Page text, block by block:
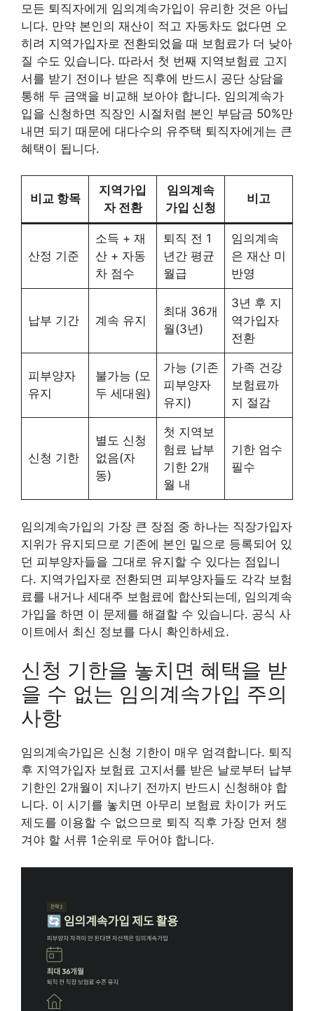
모든 퇴직자에게 임의계속가입이 유리한 것은 아닙
니다. 만약 본인의 재산이 적고 자동차도 없다면 오
히려 지역가입자로 전환되었을 때 보험료가 더 낮아
질 수도 있습니다. 따라서 첫 번째 지역보험료 고지
서를 받기 전이나 받은 직후에 반드시 공단 상담을
통해 두 금액을 비교해 보아야 합니다. 임의계속가
입을 신청하면 직장인 시절처럼 본인 부담금 50%만
내면 되기 때문에 대다수의 유주택 퇴직자에게는 큰
혜택이 됩니다.
비교 항목
지역가입
자 전환
임의계속
가입 신청
비고
산정 기준
소득 + 재
산 + 자동
차 점수
퇴직 전 1
년간 평균
월급
임의계속
은 재산 미
반영
납부 기간 계속 유지
최대 36개
월(3년)
3년 후 지
역가입자
전환
피부양자
유지
불가능 (모
두 세대원)
가능 (기존
피부양자
유지)
가족 건강
보험료까
지 절감
신청 기한
별도 신청
없음(자
동)
첫 지역보
험료 납부
기한 2개
월 내
기한 엄수
필수
임의계속가입의 가장 큰 장점 중 하나는 직장가입자
지위가 유지되므로 기존에 본인 밑으로 등록되어 있
던 피부양자들을 그대로 유지할 수 있다는 점입니
다. 지역가입자로 전환되면 피부양자들도 각각 보험
료를 내거나 세대주 보험료에 합산되는데, 임의계속
가입을 하면 이 문제를 해결할 수 있습니다. 공식 사
이트에서 최신 정보를 다시 확인하세요.
신청 기한을 놓치면 혜택을 받
을 수 없는 임의계속가입 주의
사항
임의계속가입은 신청 기한이 매우 엄격합니다. 퇴직
후 지역가입자 보험료 고지서를 받은 날로부터 납부
기한인 2개월이 지나기 전까지 반드시 신청해야 합
니다. 이 시기를 놓치면 아무리 보험료 차이가 커도
제도를 이용할 수 없으므로 퇴직 직후 가장 먼저 챙
겨야 할 서류 1순위로 두어야 합니다.